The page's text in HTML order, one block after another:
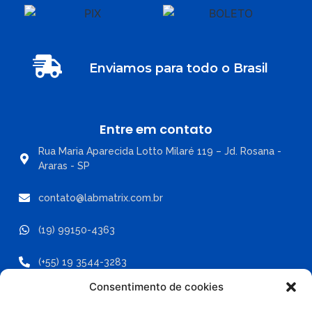
Consentimento de cookies
Enviamos para todo o Brasil
Entre em contato
Rua Maria Aparecida Lotto Milaré 119 – Jd. Rosana -
Araras - SP
contato@labmatrix.com.br
(19) 99150-4363
(+55) 19 3544-3283